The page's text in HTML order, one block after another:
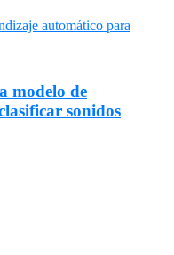
modelo de
sonidos